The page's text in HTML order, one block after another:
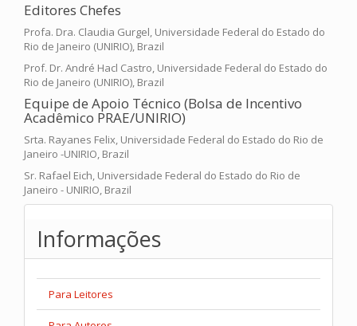
Editores Chefes
Profa. Dra. Claudia Gurgel, Universidade Federal do Estado do
Rio de Janeiro (UNIRIO), Brazil
Prof. Dr. André Hacl Castro, Universidade Federal do Estado do
Rio de Janeiro (UNIRIO), Brazil
Equipe de Apoio Técnico (Bolsa de Incentivo
Acadêmico PRAE/UNIRIO)
Srta. Rayanes Felix, Universidade Federal do Estado do Rio de
Janeiro -UNIRIO, Brazil
Sr. Rafael Eich, Universidade Federal do Estado do Rio de
Janeiro - UNIRIO, Brazil
Informações
Para Leitores